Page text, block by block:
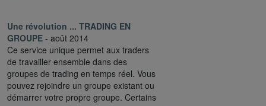
Une révolution ... TRADING EN
GROUPE - août 2014
Ce service unique permet aux traders
de travailler ensemble dans des
groupes de trading en temps réel. Vous
pouvez rejoindre un groupe existant ou
démarrer votre propre groupe. Certains